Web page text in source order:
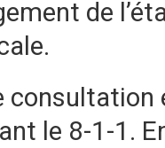
de
le 8-1-1.